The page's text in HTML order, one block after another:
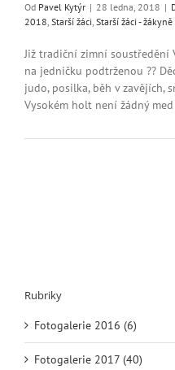
Od Pavel Kytýr | 28 ledna, 2018 |
2018, Starší žáci, Starší žáci - žákyně
Již tradiční zimní soustředění
na jedničku podtrženou ??
judo, posilka, běh v zavějích,
Vysokém holt není žádný
Rubriky
Fotogalerie 2016 (6)
Fotogalerie 2017 (40)